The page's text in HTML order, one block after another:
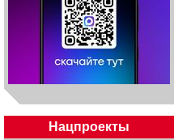
Нацпроекты